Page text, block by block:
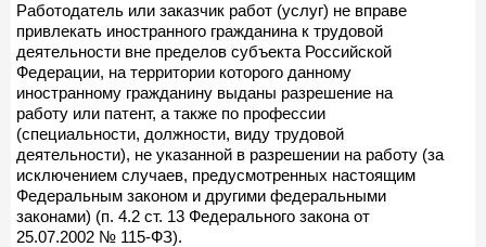
Работодатель или заказчик работ (услуг) не вправе
привлекать иностранного гражданина к трудовой
деятельности вне пределов субъекта Российской
Федерации, на территории которого данному
иностранному гражданину выданы разрешение на
работу или патент, а также по профессии
(специальности, должности, виду трудовой
деятельности), не указанной в разрешении на работу (за
исключением случаев, предусмотренных настоящим
Федеральным законом и другими федеральными
законами) (п. 4.2 ст. 13 Федерального закона от
25.07.2002 № 115-ФЗ).